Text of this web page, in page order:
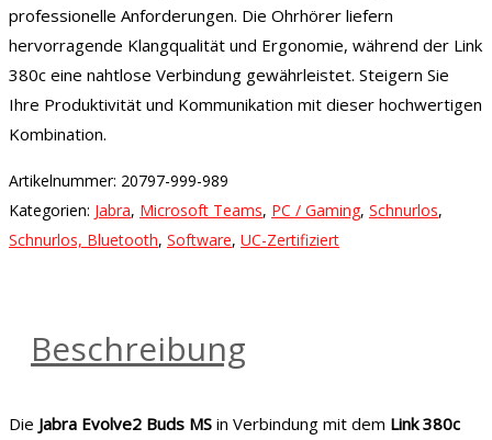
professionelle Anforderungen. Die Ohrhörer liefern
hervorragende Klangqualität und Ergonomie, während der Link
380c eine nahtlose Verbindung gewährleistet. Steigern Sie
Ihre Produktivität und Kommunikation mit dieser hochwertigen
Kombination.
Artikelnummer: 20797-999-989
Kategorien: Jabra, Microsoft Teams, PC / Gaming, Schnurlos,
Schnurlos, Bluetooth, Software, UC-Zertifiziert
Beschreibung
Die Jabra Evolve2 Buds MS in Verbindung mit dem Link 380c